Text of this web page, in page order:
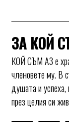
ЗА КОЙ
КОЙ СЪМ АЗ е
членовете му. В
душата и
през целия си